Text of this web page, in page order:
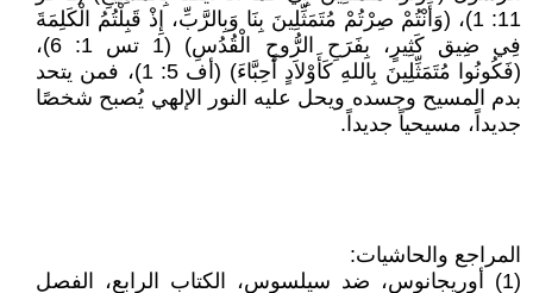
11: 1)، (وَأَنْتُمْ صِرْتُمْ مُتَمَثِّلِينَ بِنَا وَبِالرَّبِّ، إِذْ قَبِلْتُمُ الْكَلِمَةَ
فِي ضِيق كَثِيرٍ، بِفَرَحِ الرُّوحِ الْقُدُسِ) (1 تس 1: 6)،
(فَكُونُوا مُتَمَثِّلِينَ بِاللهِ كَأَوْلاَدٍ أَحِبَّاءَ) (أف 5: 1)، فمن يتحد
بدم المسيح وجسده ويحل عليه النور الإلهي يُصبح شخصًا
جديداً، مسيحياً جديداً.
المراجع والحاشيات:
(1) أوريجانوس، ضد سيلسوس، الكتاب الرابع، الفصل